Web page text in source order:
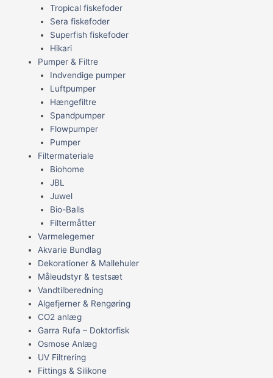
Tropical fiskefoder
Sera fiskefoder
Superfish fiskefoder
Hikari
Pumper & Filtre
Indvendige pumper
Luftpumper
Hængefiltre
Spandpumper
Flowpumper
Pumper
Filtermateriale
Biohome
JBL
Juwel
Bio-Balls
Filtermåtter
Varmelegemer
Akvarie Bundlag
Dekorationer & Mallehuler
Måleudstyr & testsæt
Vandtilberedning
Algefjerner & Rengøring
CO2 anlæg
Garra Rufa – Doktorfisk
Osmose Anlæg
UV Filtrering
Fittings & Silikone